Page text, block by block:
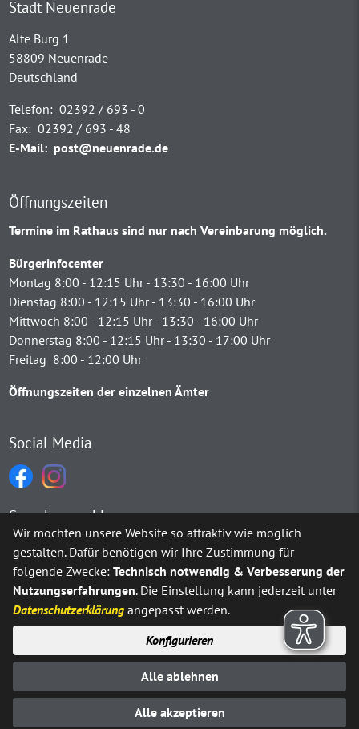
Stadt Neuenrade
Alte Burg 1
58809 Neuenrade
Deutschland
Telefon: 02392 / 693 - 0
Fax: 02392 / 693 - 48
E-Mail: post@neuenrade.de
Öffnungszeiten
Termine im Rathaus sind nur nach Vereinbarung möglich.
Bürgerinfocenter
Montag 8:00 - 12:15 Uhr - 13:30 - 16:00 Uhr
Dienstag 8:00 - 12:15 Uhr - 13:30 - 16:00 Uhr
Mittwoch 8:00 - 12:15 Uhr - 13:30 - 16:00 Uhr
Donnerstag 8:00 - 12:15 Uhr - 13:30 - 17:00 Uhr
Freitag 8:00 - 12:00 Uhr
Öffnungszeiten der einzelnen Ämter
Social Media
Sprachauswahl
Möchten Sie vonGoogle Translate bereitgestellte externe
Ja Immer
© Stadt Neuenrade 2025
Impressum
Datenschutz
Erklärung zur Barrierefreiheit Kontakt
Wir möchten unsere Website so attraktiv wie möglich
gestalten. Dafür benötigen wir Ihre Zustimmung für
folgende Zwecke:Technisch notwendig & Verbesserung der
Nutzungserfahrungen. Die Einstellung kann jederzeit unter
Datenschutzerklärung angepasst werden.
Konfigurieren
Alle ablehnen
Alle akzeptieren